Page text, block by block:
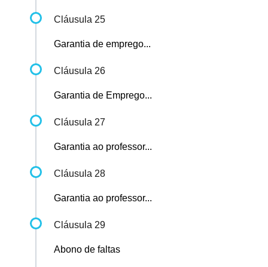
Cláusula 25
Garantia de emprego...
Cláusula 26
Garantia de Emprego...
Cláusula 27
Garantia ao professor...
Cláusula 28
Garantia ao professor...
Cláusula 29
Abono de faltas